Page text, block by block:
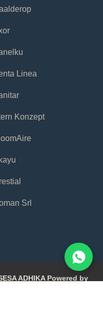
Linea
Konzept
Srl
ADHIKA Powered by